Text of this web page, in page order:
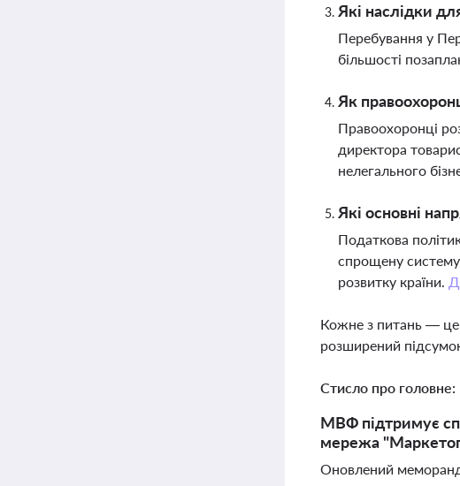
Які наслідки
Перебування у
більшості
Як
Правоохоронці
директора
нелегального
Які основні
Податкова
спрощену
розвитку країни.
Кожне з питань — це
розширений
Стисло про головне:
МВФ підтримує
мережа
Оновлений